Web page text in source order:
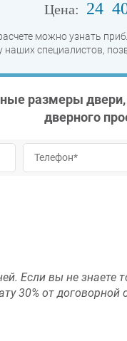
Цена: 24
можно узнать
наших специалистов,
размеры
дверного
Если вы не знаете
30% от